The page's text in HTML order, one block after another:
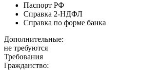
Паспорт РФ
Справка 2-НДФЛ
Справка по форме банка
Дополнительные:
не требуются
Требования
Гражданство: